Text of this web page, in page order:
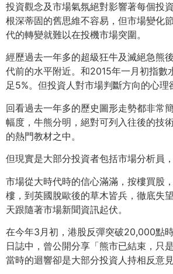
投資觀念及市場氣氛絕對影響著每個投
根深蒂固的舊思維不容易，但市場變化
代的轉變就難以在投機市場突圍。
經歷過去一年多的超級狂牛及滅絕急熊
代前的水平附近。和2015年一月初指數
足5%。但投資人對市場判斷方向的心理
回看過去一年多的歷史圖形走勢都非常
幅度，牛熊分明，絕對可列入往後的技
的熱門教材之中。
但現實是大部分投資者包括市場分析員，
市場從大時代時的信心滿滿，按樓買股
樓，到英國脫歐後的草木皆兵，徹底失
天跟隨著市場新聞資訊起伏。
在今年3月初，港股反彈突破20,000點
日誌中，曾公開分享「熊市已結束，只
當時的迴響卻是大部分投資人持相反意見